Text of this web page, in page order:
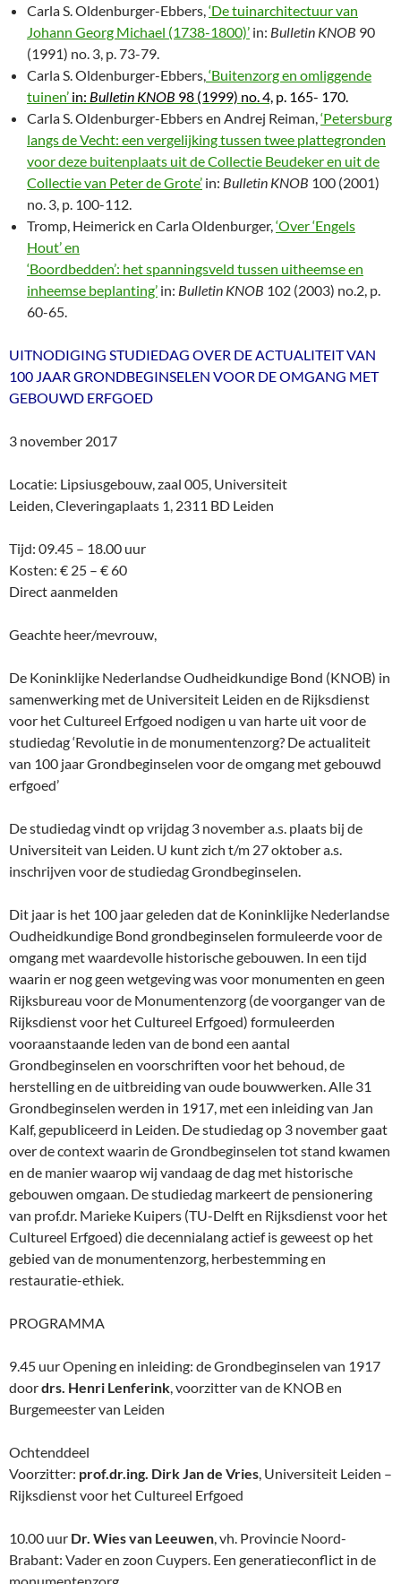
Carla S. Oldenburger-Ebbers, ‘De tuinarchitectuur van
Johann Georg Michael (1738-1800)’ in: Bulletin KNOB 90
(1991) no. 3, p. 73-79.
Carla S. Oldenburger-Ebbers, ‘Buitenzorg en omliggende
tuinen’ in: Bulletin KNOB 98 (1999) no. 4, p. 165- 170.
Carla S. Oldenburger-Ebbers en Andrej Reiman, ‘Petersburg
langs de Vecht: een vergelijking tussen twee plattegronden
voor deze buitenplaats uit de Collectie Beudeker en uit de
Collectie van Peter de Grote’ in: Bulletin KNOB 100 (2001)
no. 3, p. 100-112.
Tromp, Heimerick en Carla Oldenburger, ‘Over ‘Engels
Hout’ en
‘Boordbedden’: het spanningsveld tussen uitheemse en
inheemse beplanting’ in: Bulletin KNOB 102 (2003) no.2, p.
60-65.
UITNODIGING STUDIEDAG OVER DE ACTUALITEIT VAN
100 JAAR GRONDBEGINSELEN VOOR DE OMGANG MET
GEBOUWD ERFGOED
3 november 2017
Locatie: Lipsiusgebouw, zaal 005, Universiteit
Leiden, Cleveringaplaats 1, 2311 BD Leiden
Tijd: 09.45 – 18.00 uur
Kosten: € 25 – € 60
Direct aanmelden
Geachte heer/mevrouw,
De Koninklijke Nederlandse Oudheidkundige Bond (KNOB) in
samenwerking met de Universiteit Leiden en de Rijksdienst
voor het Cultureel Erfgoed nodigen u van harte uit voor de
studiedag ‘Revolutie in de monumentenzorg? De actualiteit
van 100 jaar Grondbeginselen voor de omgang met gebouwd
erfgoed’
De studiedag vindt op vrijdag 3 november a.s. plaats bij de
Universiteit van Leiden. U kunt zich t/m 27 oktober a.s.
inschrijven voor de studiedag Grondbeginselen.
Dit jaar is het 100 jaar geleden dat de Koninklijke Nederlandse
Oudheidkundige Bond grondbeginselen formuleerde voor de
omgang met waardevolle historische gebouwen. In een tijd
waarin er nog geen wetgeving was voor monumenten en geen
Rijksbureau voor de Monumentenzorg (de voorganger van de
Rijksdienst voor het Cultureel Erfgoed) formuleerden
vooraanstaande leden van de bond een aantal
Grondbeginselen en voorschriften voor het behoud, de
herstelling en de uitbreiding van oude bouwwerken. Alle 31
Grondbeginselen werden in 1917, met een inleiding van Jan
Kalf, gepubliceerd in Leiden. De studiedag op 3 november gaat
over de context waarin de Grondbeginselen tot stand kwamen
en de manier waarop wij vandaag de dag met historische
gebouwen omgaan. De studiedag markeert de pensionering
van prof.dr. Marieke Kuipers (TU-Delft en Rijksdienst voor het
Cultureel Erfgoed) die decennialang actief is geweest op het
gebied van de monumentenzorg, herbestemming en
restauratie-ethiek.
PROGRAMMA
9.45 uur Opening en inleiding: de Grondbeginselen van 1917
doordrs. Henri Lenferink , voorzitter van de KNOB en
Burgemeester van Leiden
Ochtenddeel
Voorzitter: prof.dr.ing. Dirk Jan de Vries , Universiteit Leiden –
Rijksdienst voor het Cultureel Erfgoed
10.00 uur Dr. Wies van Leeuwen , vh. Provincie Noord-
Brabant: Vader en zoon Cuypers. Een generatieconflict in de